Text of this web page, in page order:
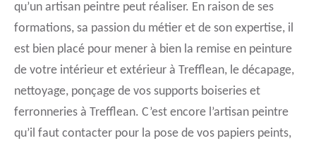
qu’un artisan peintre peut réaliser. En raison de ses
formations, sa passion du métier et de son expertise, il
est bien placé pour mener à bien la remise en peinture
de votre intérieur et extérieur à Trefflean, le décapage,
nettoyage, ponçage de vos supports boiseries et
ferronneries à Trefflean. C’est encore l’artisan peintre
qu’il faut contacter pour la pose de vos papiers peints,